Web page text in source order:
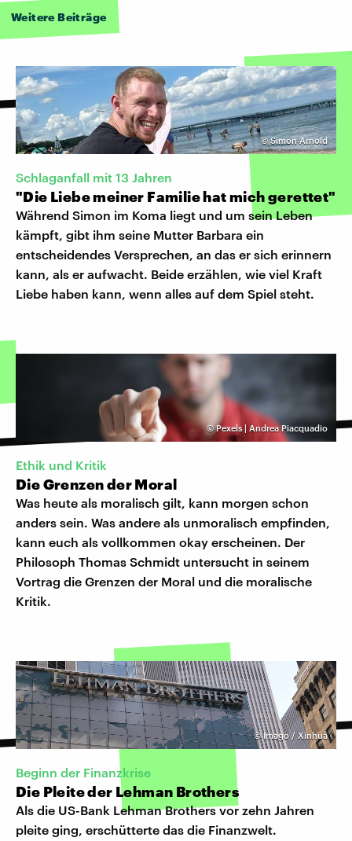
Weitere Beiträge
©Simon Arnold
Schlaganfall mit 13 Jahren
"Die Liebe meiner Familie hat mich gerettet"
Während Simon im Koma liegt und um sein Leben
kämpft, gibt ihm seine Mutter Barbara ein
entscheidendes Versprechen, an das er sich erinnern
kann, als er aufwacht. Beide erzählen, wie viel Kraft
Liebe haben kann, wenn alles auf dem Spiel steht.
©Pexels | Andrea Piacquadio
Ethik und Kritik
Die Grenzen der Moral
Was heute als moralisch gilt, kann morgen schon
anders sein. Was andere als unmoralisch empfinden,
kann euch als vollkommen okay erscheinen. Der
Philosoph Thomas Schmidt untersucht in seinem
Vortrag die Grenzen der Moral und die moralische
Kritik.
©Imago / Xinhua
Beginn der Finanzkrise
Die Pleite der Lehman Brothers
Als die US-Bank Lehman Brothers vor zehn Jahren
pleite ging, erschütterte das die Finanzwelt.